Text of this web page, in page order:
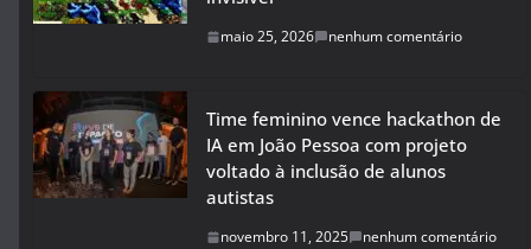
maio 25, 2026 nenhum comentário
Time feminino vence hackathon de
IA em João Pessoa com projeto
voltado à inclusão de alunos
autistas
novembro 11, 2025 nenhum comentário